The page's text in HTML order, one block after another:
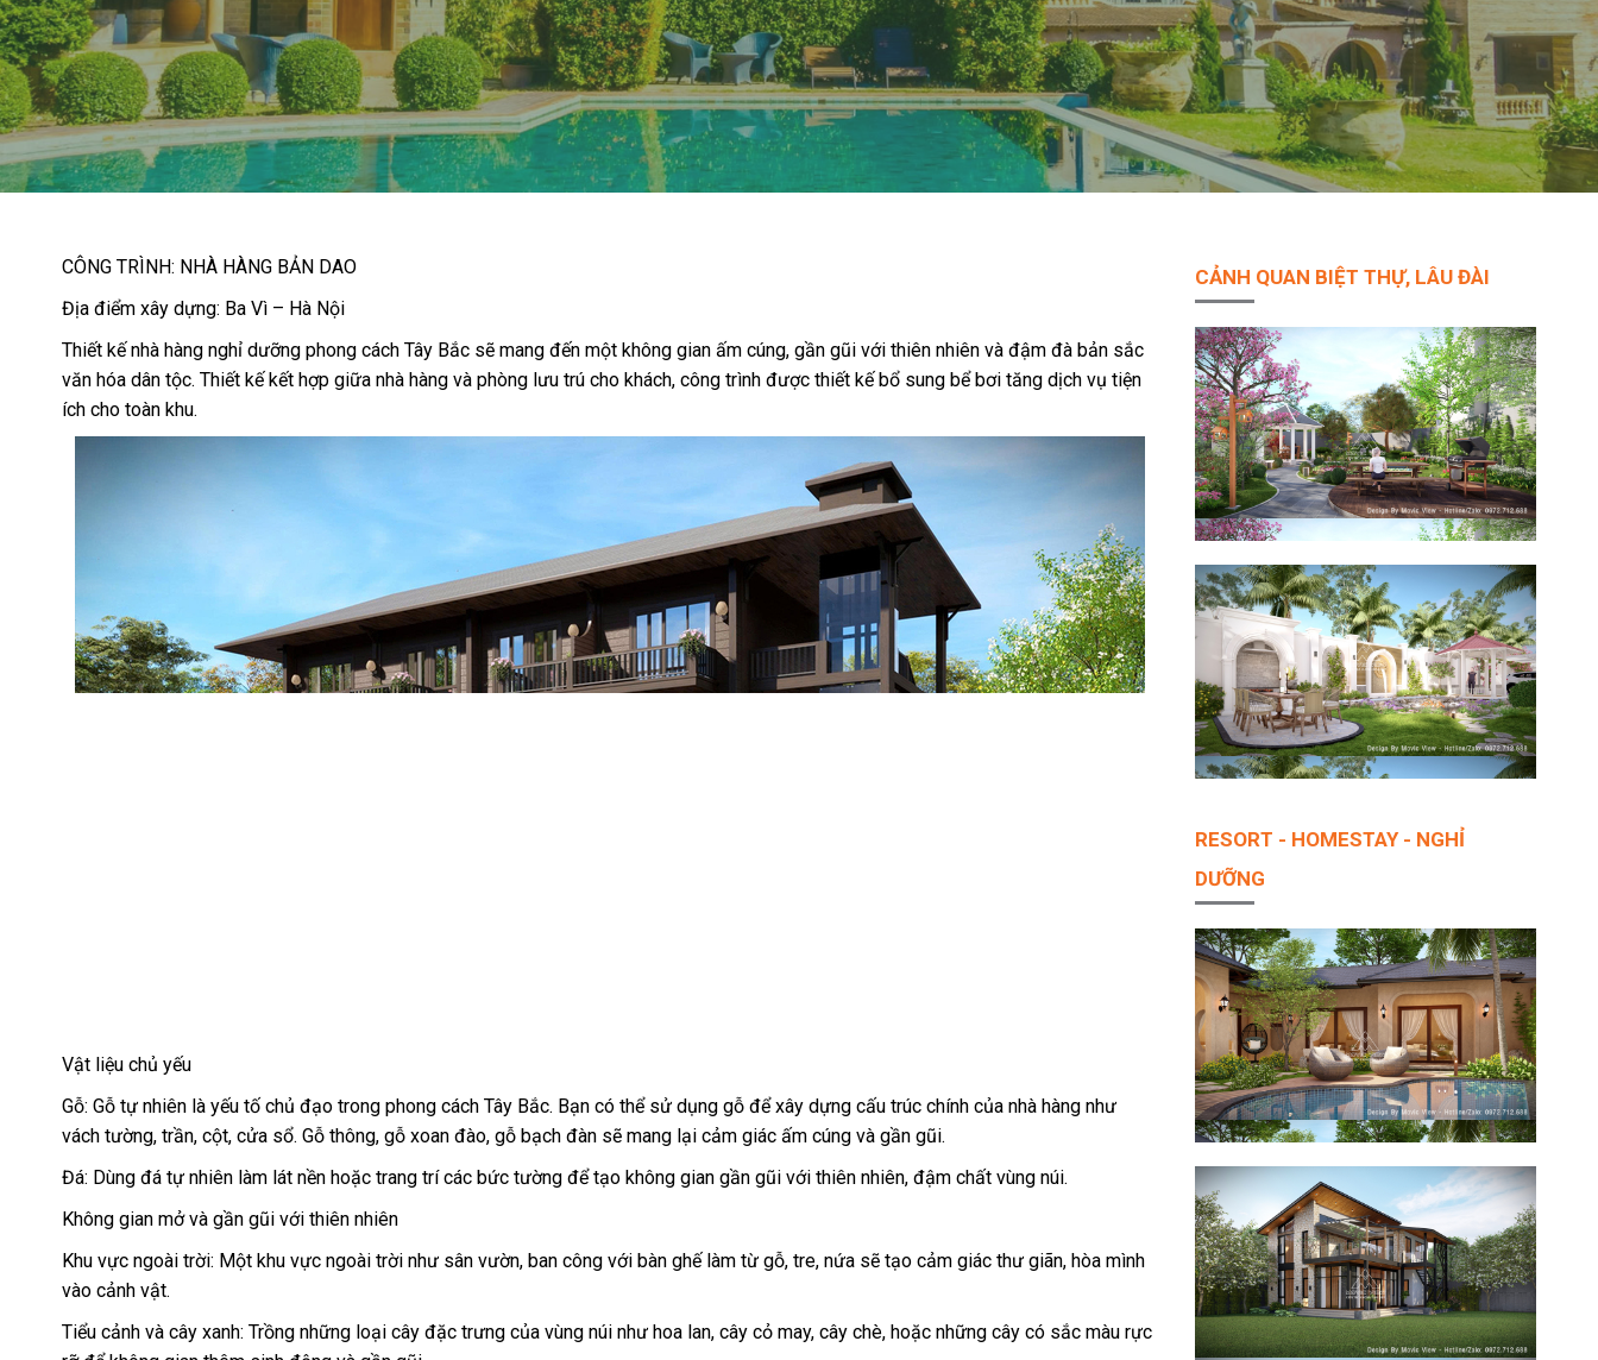
CÔNG TRÌNH: NHÀ HÀNG BẢN DAO
Địa điểm xây dựng: Ba Vì – Hà Nội
Thiết kế nhà hàng nghỉ dưỡng phong cách Tây Bắc sẽ mang đến một không gian ấm cúng, gần gũi với thiên nhiên và đậm đà bản sắc
văn hóa dân tộc. Thiết kế kết hợp giữa nhà hàng và phòng lưu trú cho khách, công trình được thiết kế bổ sung bể bơi tăng dịch vụ tiện
ích cho toàn khu.
Vật liệu chủ yếu
Gỗ: Gỗ tự nhiên là yếu tố chủ đạo trong phong cách Tây Bắc. Bạn có thể sử dụng gỗ để xây dựng cấu trúc chính của nhà hàng như
vách tường, trần, cột, cửa sổ. Gỗ thông, gỗ xoan đào, gỗ bạch đàn sẽ mang lại cảm giác ấm cúng và gần gũi.
Đá: Dùng đá tự nhiên làm lát nền hoặc trang trí các bức tường để tạo không gian gần gũi với thiên nhiên, đậm chất vùng núi.
Không gian mở và gần gũi với thiên nhiên
Khu vực ngoài trời: Một khu vực ngoài trời như sân vườn, ban công với bàn ghế làm từ gỗ, tre, nứa sẽ tạo cảm giác thư giãn, hòa mình
vào cảnh vật.
Tiểu cảnh và cây xanh: Trồng những loại cây đặc trưng của vùng núi như hoa lan, cây cỏ may, cây chè, hoặc những cây có sắc màu rực
CẢNH QUAN BIỆT THỰ, LÂU ĐÀI
RESORT - HOMESTAY - NGHỈ
DƯỠNG